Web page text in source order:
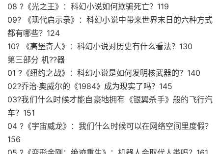
08 ?《光之王》：科幻小说如何欺骗死亡？119
09? 《现代启示录》：科幻小说中带来世界末日的六种方式
都有哪些？124
10? 《高堡奇人》：科幻小说对历史有什么看法？130
第三部分 机??器
01 ?《纽约之战》：科幻小说是如何发明核武器的？140
02?乔治·奥威尔的《1984》成为现实了吗？145
03?我们什么时候才能自豪地拥有《银翼杀手》般的飞行汽
车？151
04 ?《宇宙威龙》：我们什么时候可以在网络空间里度假？
156